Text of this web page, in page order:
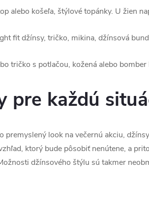
alebo košeľa, štýlové topánky. U žien
fit džínsy, tričko, mikina, džínsová
tričko s potlačou, kožená alebo
pre každú
premyslený look na večernú akciu,
ktorý bude pôsobiť nenútene, a
džínsového štýlu sú takmer